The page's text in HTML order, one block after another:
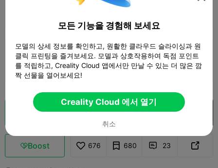
0.2mm layer, 3 walls, 15% infill
 02h 35m  4 플레이트  68.24g
클라우드 슬라이스 Creality Cloud 에서 열기
Boost 676 680  23 
모든 기능을 경험해 보세요
모델의 상세 정보를 확인하고, 원활한 클라우드 슬라이싱과 원
클릭 프린팅을 즐겨보세요. 모델과 상호작용하여 독점 포인트
를 적립하고, Creality Cloud 앱에서만 만날 수 있는 더 많은 깜
짝 선물을 열어보세요!
Creality Cloud 에서 열기
취소